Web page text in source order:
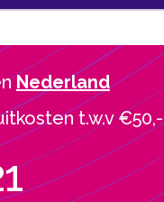
Nederland
t.w.v €50,-